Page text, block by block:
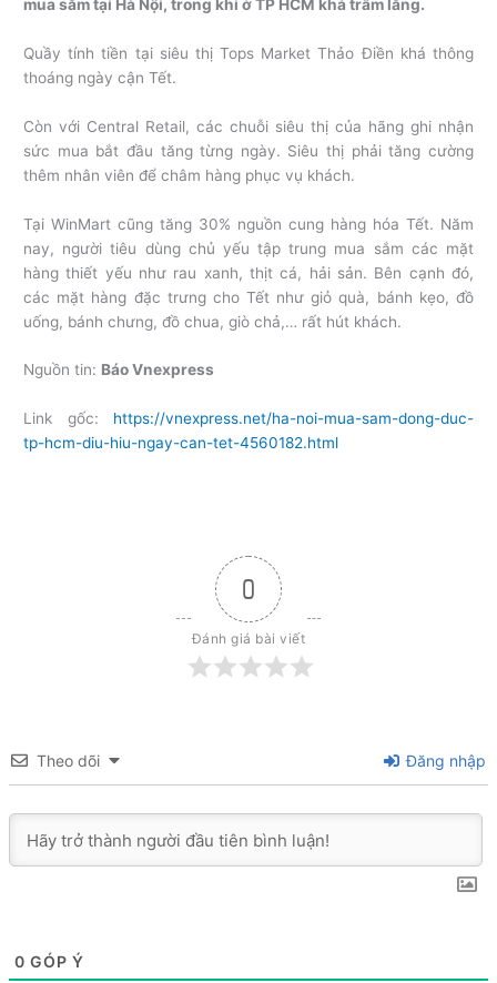
mua sắm tại Hà Nội, trong khi ở TP HCM khá trầm lắng.
Quầy tính tiền tại siêu thị Tops Market Thảo Điền khá thông
thoáng ngày cận Tết.
Còn với Central Retail, các chuỗi siêu thị của hãng ghi nhận
sức mua bắt đầu tăng từng ngày. Siêu thị phải tăng cường
thêm nhân viên để châm hàng phục vụ khách.
Tại WinMart cũng tăng 30% nguồn cung hàng hóa Tết. Năm
nay, người tiêu dùng chủ yếu tập trung mua sắm các mặt
hàng thiết yếu như rau xanh, thịt cá, hải sản. Bên cạnh đó,
các mặt hàng đặc trưng cho Tết như giỏ quà, bánh kẹo, đồ
uống, bánh chưng, đồ chua, giò chả,… rất hút khách.
Nguồn tin: Báo Vnexpress
Link gốc: https://vnexpress.net/ha-noi-mua-sam-dong-duc-
tp-hcm-diu-hiu-ngay-can-tet-4560182.html
0
Đánh giá bài viết
Theo dõi Đăng nhập
0 GÓP Ý